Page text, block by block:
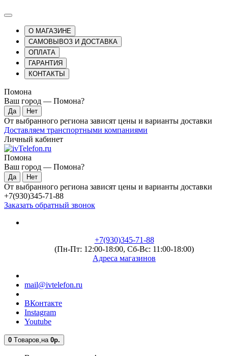
О МАГАЗИНЕ
САМОВЫВОЗ И ДОСТАВКА
ОПЛАТА
ГАРАНТИЯ
КОНТАКТЫ
Помона
Ваш город — Помона?
От выбранного региона зависят цены и варианты доставки
Доставляем транспортными компаниями
Личный кабинет
Помона
Ваш город — Помона?
От выбранного региона зависят цены и варианты доставки
+7(930)345-71-88
Заказать обратный звонок
+7(930)345-71-88
(Пн-Пт: 12:00-18:00, Сб-Вс: 11:00-18:00)
Адреса магазинов
mail@ivtelefon.ru
ВКонтакте
Instagram
Youtube
0 Tоваров,на 0р.